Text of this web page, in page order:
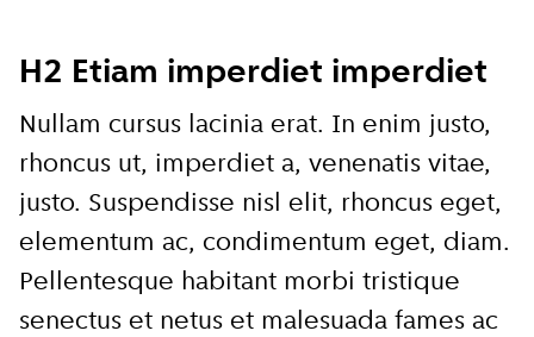
H2 Etiam imperdiet imperdiet
Nullam cursus lacinia erat. In enim justo,
rhoncus ut, imperdiet a, venenatis vitae,
justo. Suspendisse nisl elit, rhoncus eget,
elementum ac, condimentum eget, diam.
Pellentesque habitant morbi tristique
senectus et netus et malesuada fames ac